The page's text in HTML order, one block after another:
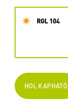
RGL 104
HOL KAPHATÓ